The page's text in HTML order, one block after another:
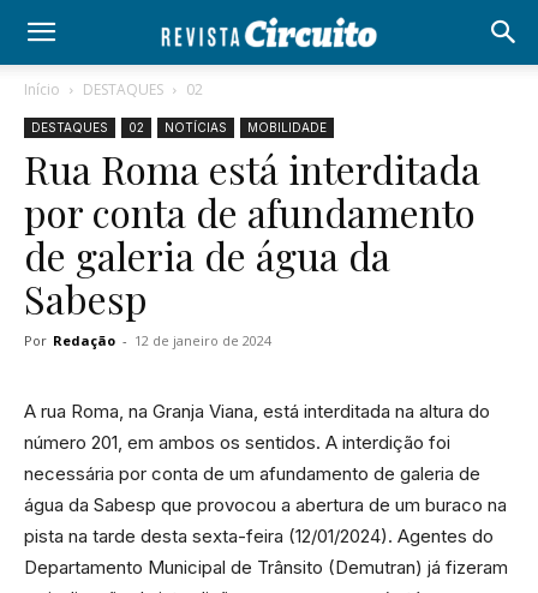
Início DESTAQUES 02
DESTAQUES 02 NOTÍCIAS MOBILIDADE
Rua Roma está interditada
por conta de afundamento
de galeria de água da
Sabesp
Por Redação - 12 de janeiro de 2024
A rua Roma, na Granja Viana, está interditada na altura do
número 201, em ambos os sentidos. A interdição foi
necessária por conta de um afundamento de galeria de
água da Sabesp que provocou a abertura de um buraco na
pista na tarde desta sexta-feira (12/01/2024). Agentes do
Departamento Municipal de Trânsito (Demutran) já fizeram